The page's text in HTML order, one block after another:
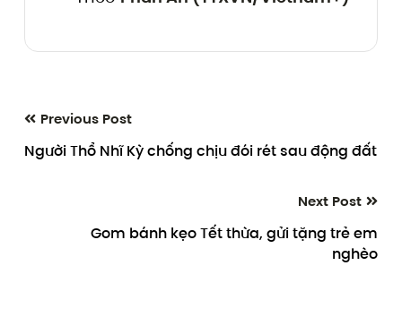
Previous Post
Người Thổ Nhĩ Kỳ chống chịu đói rét sau động đất
Next Post
Gom bánh kẹo Tết thừa, gửi tặng trẻ em
nghèo